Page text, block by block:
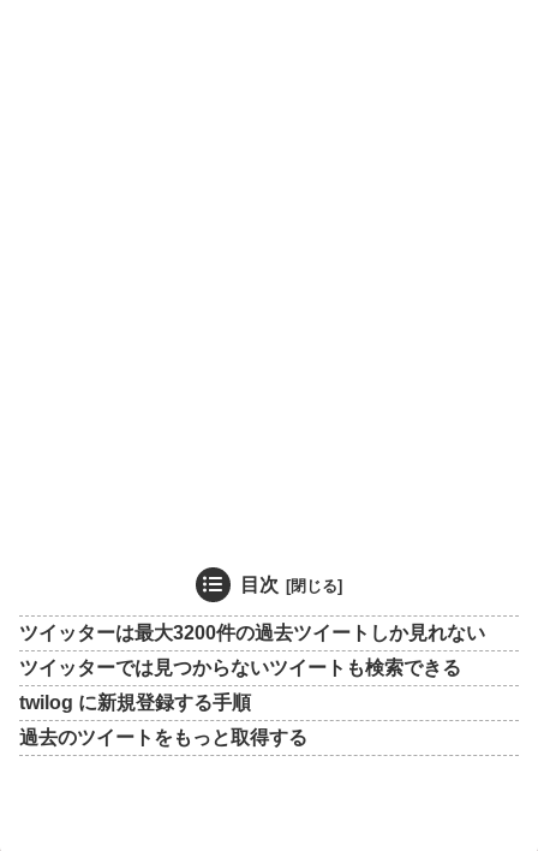
目次
ツイッターは最大3200件の過去ツイートしか見れない
ツイッターでは見つからないツイートも検索できる
twilog に新規登録する手順
過去のツイートをもっと取得する